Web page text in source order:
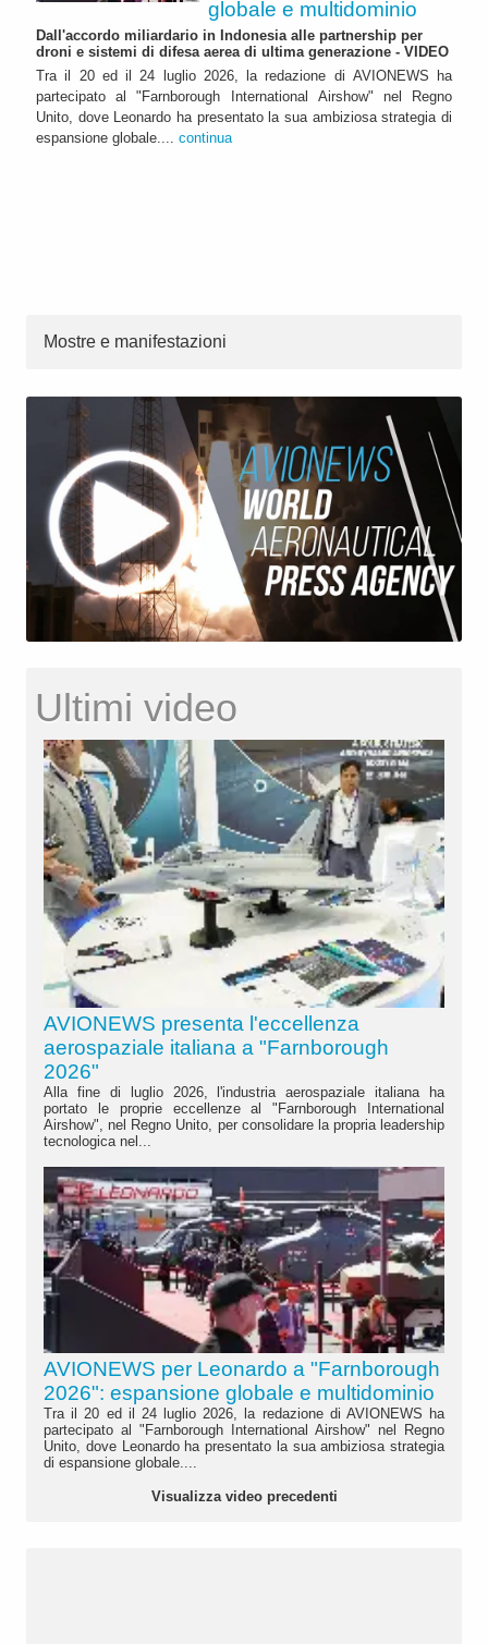
globale e multidominio
Dall'accordo miliardario in Indonesia alle partnership per
droni e sistemi di difesa aerea di ultima generazione - VIDEO
Tra il 20 ed il 24 luglio 2026, la redazione di AVIONEWS ha
partecipato al "Farnborough International Airshow" nel Regno
Unito, dove Leonardo ha presentato la sua ambiziosa strategia di
espansione globale.... continua
Mostre e manifestazioni
Ultimi video
AVIONEWS presenta l'eccellenza
aerospaziale italiana a "Farnborough
2026"
Alla fine di luglio 2026, l'industria aerospaziale italiana ha
portato le proprie eccellenze al "Farnborough International
Airshow", nel Regno Unito, per consolidare la propria leadership
tecnologica nel...
AVIONEWS per Leonardo a "Farnborough
2026": espansione globale e multidominio
Tra il 20 ed il 24 luglio 2026, la redazione di AVIONEWS ha
partecipato al "Farnborough International Airshow" nel Regno
Unito, dove Leonardo ha presentato la sua ambiziosa strategia
di espansione globale....
Visualizza video precedenti